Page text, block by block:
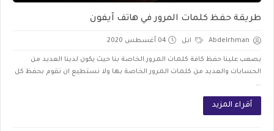
طريقة حفظ كلمات المرور في هاتف آيفون
Abdelrhman ابل 04 أغسطس 2020
يصعب علينا حفظ كافة كلمات المرور الخاصة بنا حيث يكون لدينا العديد من
الحسابات والعديد من كلمات المرور الخاصة بها ولا نستطيع ان نقوم بحفظ كل
...
أقراء المزيد